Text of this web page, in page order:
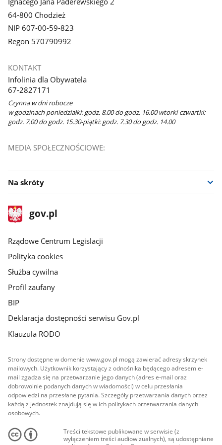
64-800 Chodzież
NIP 607-00-59-823
Regon 570790992
KONTAKT
Infolinia dla Obywatela
67-2827171
Czynna w dni robocze
w godzinach poniedziałki: godz. 8.00 do godz. 16.00 wtorki-czwartki:
godz. 7.00 do godz. 15.30-piątki: godz. 7.30 do godz. 14.00
MEDIA SPOŁECZNOŚCIOWE:
Na skróty
stopka
gov.plStrona
gov.pl
Rządowe Centrum Legislacji
Polityka cookies
Służba cywilna
Profil zaufany
BIP
Deklaracja dostępności serwisu Gov.pl
Klauzula RODO
Strony dostępne w domenie www.gov.pl mogą zawierać adresy skrzynek
mailowych. Użytkownik korzystający z odnośnika będącego adresem e-
mail zgadza się na przetwarzanie jego danych (adres e-mail oraz
dobrowolnie podanych danych w wiadomości) w celu przesłania
odpowiedzi na przesłane pytania. Szczegóły przetwarzania danych przez
każdą z jednostek znajdują się w ich politykach przetwarzania danych
osobowych.
Treści tekstowe publikowane w serwisie (z
wyłączeniem treści audiowizualnych), są udostępniane